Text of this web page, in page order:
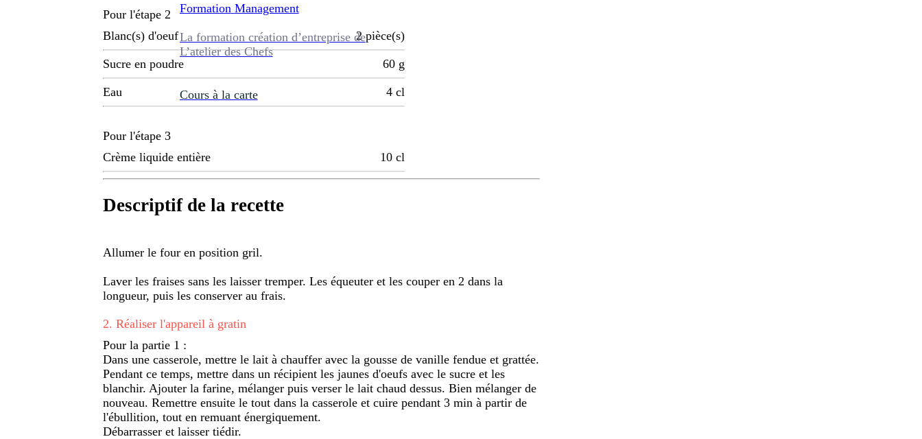
Formation Management
La formation création d’entreprise de
L’atelier des Chefs
Cours à la carte
Pour l'étape 2
Blanc(s) d'oeuf
2 pièce(s)
Sucre en poudre 60 g
Eau 4 cl
Pour l'étape 3
Crème liquide entière
10 cl
Descriptif de la recette
Allumer le four en position gril.
Laver les fraises sans les laisser tremper. Les équeuter et les couper en 2 dans la
longueur, puis les conserver au frais.
2. Réaliser l'appareil à gratin
Pour la partie 1 :
Dans une casserole, mettre le lait à chauffer avec la gousse de vanille fendue et grattée.
Pendant ce temps, mettre dans un récipient les jaunes d'oeufs avec le sucre et les
blanchir. Ajouter la farine, mélanger puis verser le lait chaud dessus. Bien mélanger de
nouveau. Remettre ensuite le tout dans la casserole et cuire pendant 3 min à partir de
l'ébullition, tout en remuant énergiquement.
Débarrasser et laisser tiédir.